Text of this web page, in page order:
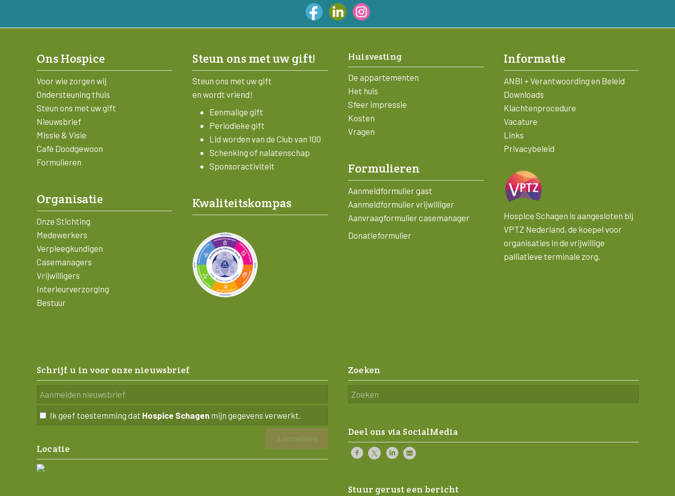
Ons Hospice
Voor wie zorgen wij
Ondersteuning thuis
Steun ons met uw gift
Nieuwsbrief
Missie & Visie
Café Doodgewoon
Formulieren
Organisatie
Onze Stichting
Medewerkers
Verpleegkundigen
Casemanagers
Vrijwilligers
Interieurverzorging
Bestuur
Steun ons met uw gift!
Steun ons met uw gift
en wordt vriend!
Eenmalige gift
Periodieke gift
Lid worden van de Club van 100
Schenking of nalatenschap
Sponsoractiviteit
Kwaliteitskompas
Huisvesting
De appartementen
Het huis
Sfeer impressie
Kosten
Vragen
Formulieren
Aanmeldformulier gast
Aanmeldformulier vrijwilliger
Aanvraagformulier casemanager
Donatieformulier
Informatie
ANBI + Verantwoording en Beleid
Downloads
Klachtenprocedure
Vacature
Links
Privacybeleid
Hospice Schagen is aangesloten bij
VPTZ Nederland, de koepel voor
organisaties in de vrijwillige
palliatieve terminale zorg.
Schrijf u in voor onze nieuwsbrief
Ik geef toestemming dat Hospice Schagen mijn gegevens verwerkt.
Locatie
Zoeken
Deel ons via SocialMedia
Stuur gerust een bericht